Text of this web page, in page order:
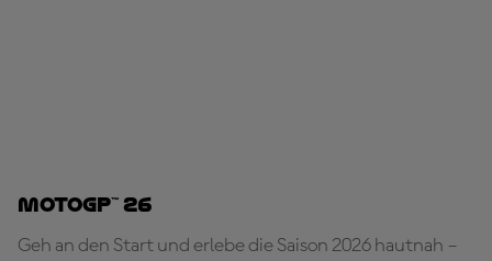
MotoGP™ 26
Geh an den Start und erlebe die Saison 2026 hautnah –